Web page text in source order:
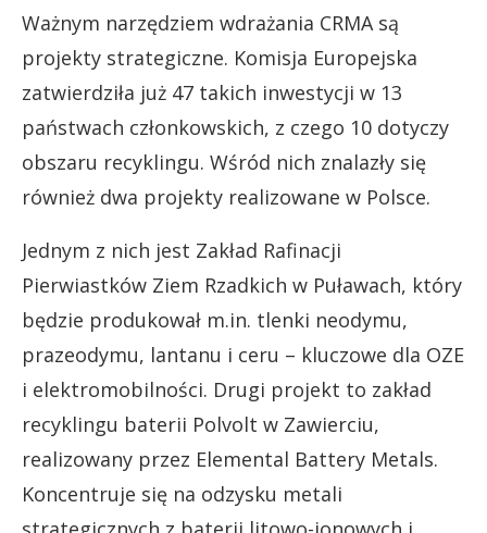
Ważnym narzędziem wdrażania CRMA są
projekty strategiczne. Komisja Europejska
zatwierdziła już 47 takich inwestycji w 13
państwach członkowskich, z czego 10 dotyczy
obszaru recyklingu. Wśród nich znalazły się
również dwa projekty realizowane w Polsce.
Jednym z nich jest Zakład Rafinacji
Pierwiastków Ziem Rzadkich w Puławach, który
będzie produkował m.in. tlenki neodymu,
prazeodymu, lantanu i ceru – kluczowe dla OZE
i elektromobilności. Drugi projekt to zakład
recyklingu baterii Polvolt w Zawierciu,
realizowany przez Elemental Battery Metals.
Koncentruje się na odzysku metali